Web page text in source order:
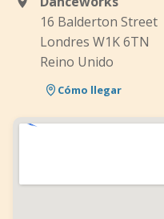
16 Balderton Street
Londres W1K 6TN
Reino Unido
Cómo llegar